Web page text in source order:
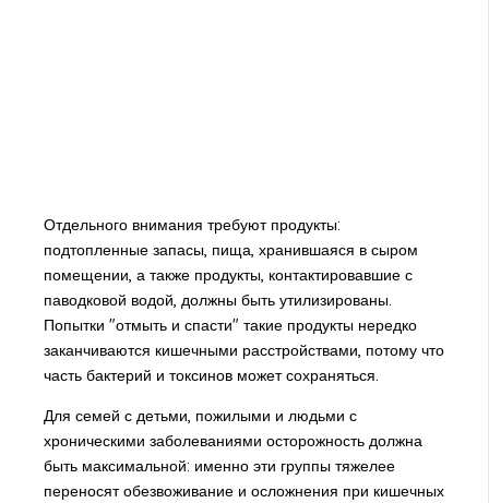
Отдельного внимания требуют продукты:
подтопленные запасы, пища, хранившаяся в сыром
помещении, а также продукты, контактировавшие с
паводковой водой, должны быть утилизированы.
Попытки "отмыть и спасти" такие продукты нередко
заканчиваются кишечными расстройствами, потому что
часть бактерий и токсинов может сохраняться.
Для семей с детьми, пожилыми и людьми с
хроническими заболеваниями осторожность должна
быть максимальной: именно эти группы тяжелее
переносят обезвоживание и осложнения при кишечных